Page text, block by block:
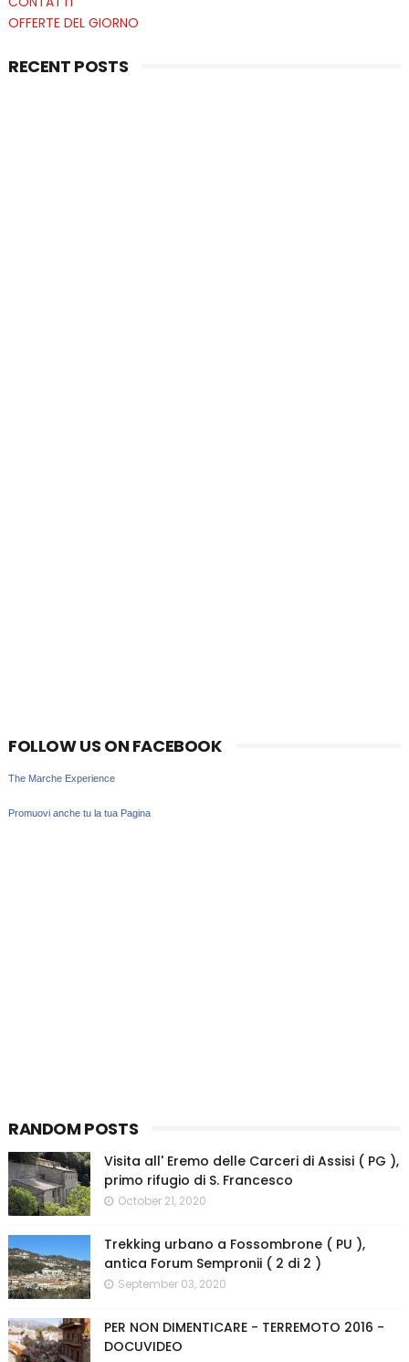
OFFERTE DEL GIORNO
RECENT POSTS
FOLLOW US ON FACEBOOK
The Marche Experience
Promuovi anche tu la tua Pagina
RANDOM POSTS
Visita all' Eremo delle Carceri di Assisi ( PG ),
primo rifugio di S. Francesco
October 21, 2020
Trekking urbano a Fossombrone ( PU ),
antica Forum Sempronii ( 2 di 2 )
September 03, 2020
PER NON DIMENTICARE - TERREMOTO 2016 -
DOCUVIDEO